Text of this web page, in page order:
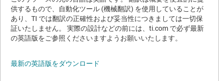
供するもので、自動化ツール (機械翻訳) を使用していることが
あり、TI では翻訳の正確性および妥当性につきましては一切保
証いたしません。 実際の設計などの前には、ti.com で必ず最新
の英語版をご参照くださいますようお願いいたします。
最新の英語版をダウンロード